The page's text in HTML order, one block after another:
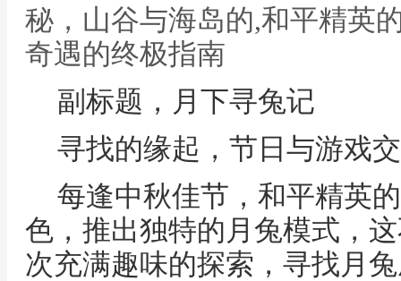
秘，山谷与海岛的,和平精英
奇遇的终极指南
副标题，月下寻兔记
寻找的缘起，节日与游戏
每逢中秋佳节，和平精英
色，推出独特的月兔模式，
次充满趣味的探索，寻找月